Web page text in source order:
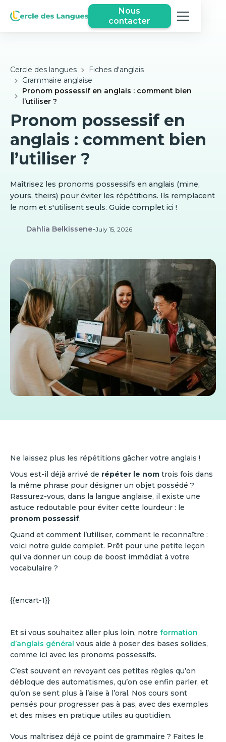
Nous
contacter
Cercle des langues
Fiches d'anglais
Grammaire anglaise
Pronom possessif en anglais : comment bien
l’utiliser ?
Pronom possessif en
anglais : comment bien
l’utiliser ?
Maîtrisez les pronoms possessifs en anglais (mine,
yours, theirs) pour éviter les répétitions. Ils remplacent
le nom et s'utilisent seuls. Guide complet ici !
Dahlia Belkissene-July 15, 2026
Ne laissez plus les répétitions gâcher votre anglais !
Vous est-il déjà arrivé de répéter le nom trois fois dans
la même phrase pour désigner un objet possédé ?
Rassurez-vous, dans la langue anglaise, il existe une
astuce redoutable pour éviter cette lourdeur : le
pronom possessif.
Quand et comment l’utiliser, comment le reconnaître :
voici notre guide complet. Prêt pour une petite leçon
qui va donner un coup de boost immédiat à votre
vocabulaire ?
{{encart-1}}
Et si vous souhaitez aller plus loin, notre formation
d’anglais général vous aide à poser des bases solides,
comme ici avec les pronoms possessifs.
C’est souvent en revoyant ces petites règles qu’on
débloque des automatismes, qu’on ose enfin parler, et
qu’on se sent plus à l’aise à l’oral. Nos cours sont
pensés pour progresser pas à pas, avec des exemples
et des mises en pratique utiles au quotidien.
Vous maîtrisez déjà ce point de grammaire ? Faites le